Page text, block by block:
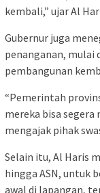
kembali,” ujar Al
Gubernur juga
penanganan, mulai
pembangunan
“Pemerintah
mereka bisa
mengajak pihak
Selain itu, Al Haris
hingga ASN, untuk
awal di lapangan,